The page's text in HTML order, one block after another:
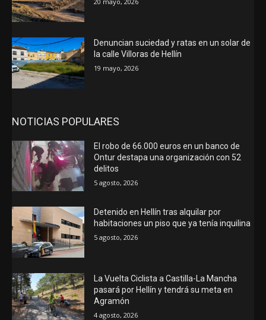
Denuncian suciedad y ratas en un solar de
la calle Villoras de Hellín
19 mayo, 2026
NOTICIAS POPULARES
El robo de 66.000 euros en un banco de
Ontur destapa una organización con 52
delitos
5 agosto, 2026
Detenido en Hellín tras alquilar por
habitaciones un piso que ya tenía inquilina
5 agosto, 2026
La Vuelta Ciclista a Castilla-La Mancha
pasará por Hellín y tendrá su meta en
Agramón
4 agosto, 2026